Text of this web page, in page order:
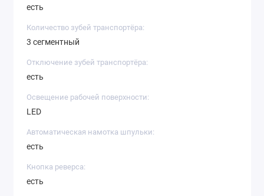
есть
Количество зубей транспортёра:
3 сегментный
Отключение зубей транспортёра:
есть
Освещение рабочей поверхности:
LED
Автоматическая намотка шпульки:
есть
Кнопка реверса:
есть